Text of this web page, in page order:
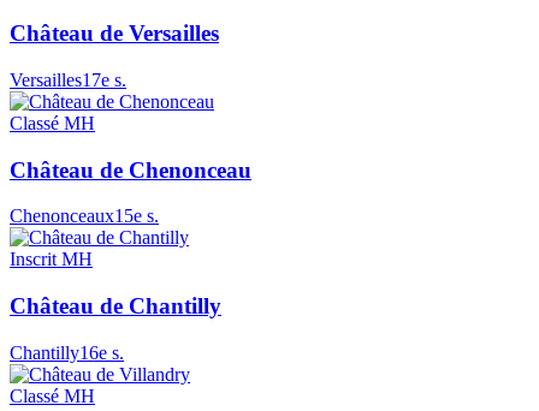
Château de Versailles
Versailles17e s.
Classé MH
Château de Chenonceau
Chenonceaux15e s.
Inscrit MH
Château de Chantilly
Chantilly16e s.
Classé MH